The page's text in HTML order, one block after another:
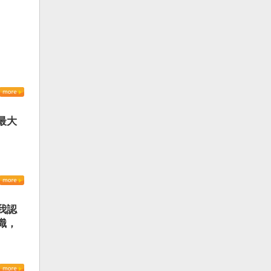
大
認
，